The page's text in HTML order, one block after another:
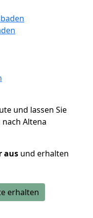
und lassen Sie
Altena
aus und erhalten
erhalten